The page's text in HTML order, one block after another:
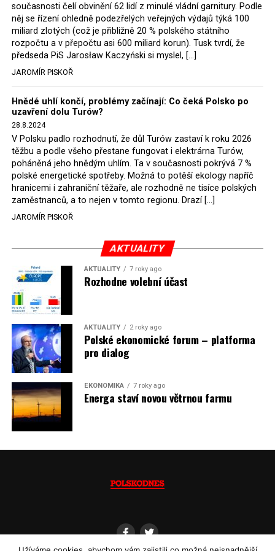
Rozhodnutí polského ministra spravedlnosti jistě potěší
německé, české a polské ekology, ale i těžaře. Je těžké si
představit, že by o takové věci rozhodoval sám ministr
Bodnar. Musel získat politický souhlas vládnoucí koalice.
Stále jsou totiž platné argumenty Morawieckého vlády,
že důl i elektrárna jsou – kromě zabezpečování cca 7 %
polského energetického mixu – klíčovými podniky, spolu
se svými dceřinými společnostmi zaměstnávají cca pět
tisíc lidí. Navíc s činností dolu a elektrárny nepřímo
souvisí dalších několik desítek tisíc pracovních míst v
regionu. Zelená politika ale opět zvítězila.
Rozhodnutí polského ministra spravedlnosti jistě potěší
německé, české a polské ekology, kteří žalobu u
správního soudu podali, ale také německé a české
možná vozit své hnědé uhlí. ČEZ bude také spokojen –
škrtnutím 7 % elektřiny znamená totiž pro Polsko zcela
neplánované a nečekané skokové zvýšení závislosti na
dovozu elektřiny už od roku 2027.
(psáno pro info.cz)
současnosti čelí obvinění 62 lidí z minulé vládní garnitury. Podle
něj se řízení ohledně podezřelých veřejných výdajů týká 100
miliard zlotých (což je přibližně 20 % polského státního
rozpočtu a v přepočtu asi 600 miliard korun). Tusk tvrdí, že
předseda PiS Jarosław Kaczyński si myslel, […]
JAROMÍR PISKOŘ
Hnědé uhlí končí, problémy začínají: Co čeká Polsko po
uzavření dolu Turów?
28.8.2024
V Polsku padlo rozhodnutí, že důl Turów zastaví k roku 2026
těžbu a podle všeho přestane fungovat i elektrárna Turów,
poháněná jeho hnědým uhlím. Ta v současnosti pokrývá 7 %
polské energetické spotřeby. Možná to potěší ekology napříč
hranicemi i zahraniční těžaře, ale rozhodně ne tisíce polských
zaměstnanců, a to nejen v tomto regionu. Drazí […]
JAROMÍR PISKOŘ
AKTUALITY
AKTUALITY 7 roky ago
Rozhodne volební účast
AKTUALITY 2 roky ago
Polské ekonomické forum – platforma
pro dialog
EKONOMIKA 7 roky ago
Energa staví novou větrnou farmu